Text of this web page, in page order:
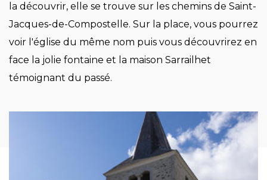
la découvrir, elle se trouve sur les chemins de Saint-
Jacques-de-Compostelle. Sur la place, vous pourrez
voir l'église du même nom puis vous découvrirez en
face la jolie fontaine et la maison Sarrailhet
témoignant du passé.